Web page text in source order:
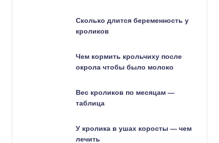
Сколько длится беременность у
кроликов
Чем кормить крольчиху после
окрола чтобы было молоко
Вес кроликов по месяцам —
таблица
У кролика в ушах коросты — чем
лечить